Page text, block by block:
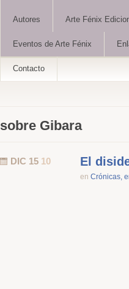
Autores Arte Fénix
Eventos de Arte Fénix
Contacto
sobre Gibara
DIC 15 10 El
en Crónicas,